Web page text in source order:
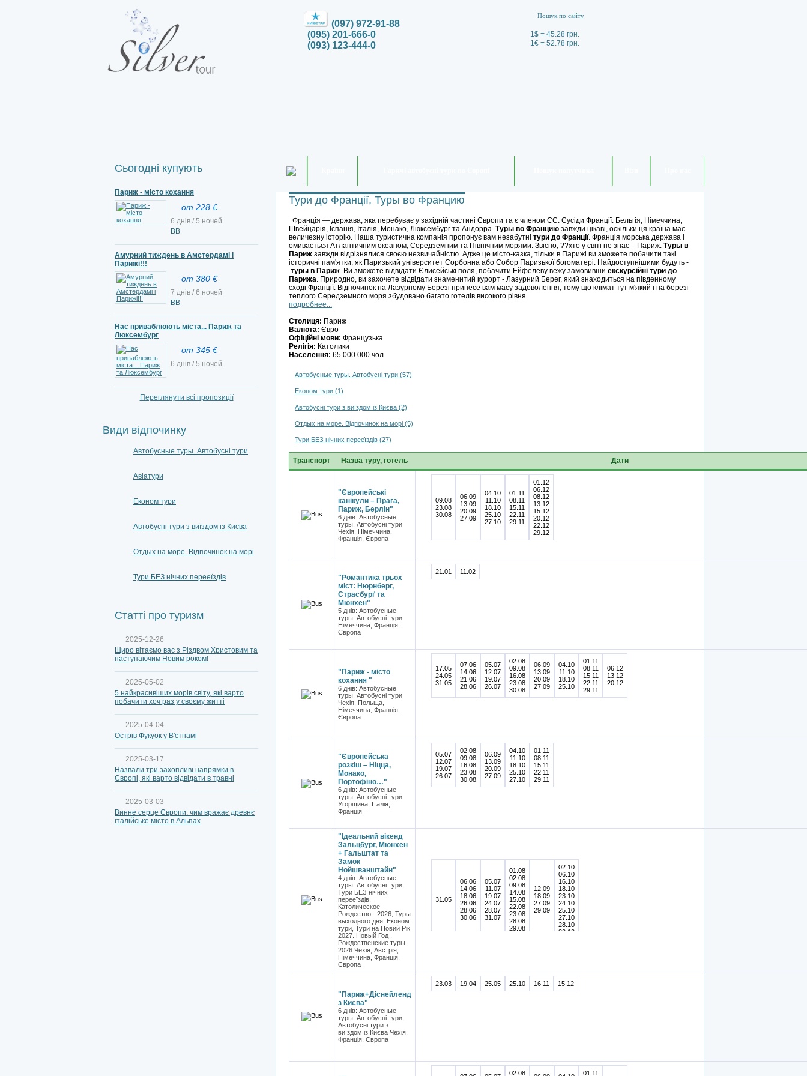
1$ = 45.28 грн.
1€ = 52.78 грн.
(097) 972-91-88
(095) 201-666-0
(093) 123-444-0
Тури до Франції, Туры во Францию
Франція — держава, яка перебуває у західній частині Європи та є членом ЄС. Сусіди Франції: Бельгія, Німеччина,
Швейцарія, Іспанія, Італія, Монако, Люксембург та Андорра. Туры во Францию завжди цікаві, оскільки ця країна має
величезну історію. Наша туристична компанія пропонує вам незабутні тури до Франції. Франція морська держава і
омивається Атлантичним океаном, Середземним та Північним морями. Звісно, ??хто у світі не знає – Париж. Туры в
Париж завжди відрізнялися своєю незвичайністю. Адже це місто-казка, тільки в Парижі ви зможете побачити такі
історичні пам'ятки, як Паризький університет Сорбонна або Собор Паризької богоматері. Найдоступнішими будуть -
туры в Париж. Ви зможете відвідати Єлисейські поля, побачити Ейфелеву вежу замовивши екскурсійні тури до
Парижа. Природно, ви захочете відвідати знаменитий курорт - Лазурний Берег, який знаходиться на південному
сході Франції. Відпочинок на Лазурному Березі принесе вам масу задоволення, тому що клімат тут м'який і на березі
теплого Середземного моря збудовано багато готелів високого рівня.
подробнее...
Столиця: Париж
Валюта: Євро
Офіційні мови: Французька
Релігія: Католики
Населення: 65 000 000 чол
Автобусные туры. Автобусні тури (57)
Економ тури (1)
Автобусні тури з виїздом із Києва (2)
Отдых на море. Відпочинок на морі (5)
Тури БЕЗ нічних перееїздів (27)
Транспорт Назва туру, готель Дати
"Європейські
канікули – Прага,
Париж, Берлін"
6 днів: Автобусные
туры. Автобусні тури
Чехія, Німеччина,
Франція, Європа
09.08
23.08
30.08
06.09
13.09
20.09
27.09
04.10
11.10
18.10
25.10
27.10
01.11
08.11
15.11
22.11
29.11
01.12
06.12
08.12
13.12
15.12
20.12
22.12
29.12
"Романтика трьох
міст: Нюрнберг,
Страсбурґ та
Мюнхен"
5 днів: Автобусные
туры. Автобусні тури
Німеччина, Франція,
Європа
21.01 11.02
"Париж - місто
кохання "
6 днів: Автобусные
туры. Автобусні тури
Чехія, Польща,
Німеччина, Франція,
Європа
17.05
24.05
31.05
07.06
14.06
21.06
28.06
05.07
12.07
19.07
26.07
02.08
09.08
16.08
23.08
30.08
06.09
13.09
20.09
27.09
04.10
11.10
18.10
25.10
01.11
08.11
15.11
22.11
29.11
06.12
13.12
20.12
"Європейська
розкіш – Ніцца,
Монако,
Портофіно…"
6 днів: Автобусные
туры. Автобусні тури
Угорщина, Італія,
Франція
05.07
12.07
19.07
26.07
02.08
09.08
16.08
23.08
30.08
06.09
13.09
20.09
27.09
04.10
11.10
18.10
25.10
27.10
01.11
08.11
15.11
22.11
29.11
"Ідеальний вікенд
Зальцбург, Мюнхен
+ Гальштат та
Замок
Нойшванштайн"
4 днів: Автобусные
туры. Автобусні тури,
Тури БЕЗ нічних
перееїздів,
Католическое
Рождество - 2026, Туры
выходного дня, Економ
тури, Тури на Новий Рік
2027. Новый Год ,
Рождественские туры
2026 Чехія, Австрія,
Німеччина, Франція,
Європа
31.05
06.06
14.06
18.06
26.06
28.06
30.06
05.07
11.07
19.07
24.07
28.07
31.07
01.08
02.08
09.08
14.08
15.08
22.08
23.08
28.08
29.08
12.09
18.09
27.09
29.09
02.10
06.10
16.10
18.10
23.10
24.10
25.10
27.10
28.10
30.10
"Париж+Діснейленд
з Києва"
6 днів: Автобусные
туры. Автобусні тури,
Автобусні тури з
виїздом із Києва Чехія,
Франція, Європа
23.03 19.04 25.05 25.10 16.11 15.12
02.08
01.11
Сьогодні купують
Париж - місто кохання
от 228 €
6 днів / 5 ночей
ВВ
Амурний тиждень в Амстердамі і
Парижі!!!
от 380 €
7 днів / 6 ночей
ВВ
Нас приваблюють міста... Париж та
Люксембург
от 345 €
6 днів / 5 ночей
Переглянути всі пропозиції
Види відпочинку
Автобусные туры. Автобусні тури
Авіатури
Економ тури
Автобусні тури з виїздом із Києва
Отдых на море. Відпочинок на морі
Тури БЕЗ нічних перееїздів
Статті про туризм
2025-12-26
Щиро вітаємо вас з Різдвом Христовим та
наступаючим Новим роком!
2025-05-02
5 найкрасивіших морів світу, які варто
побачити хоч раз у своєму житті
2025-04-04
Острів Фукуок у В'єтнамі
2025-03-17
Назвали три захопливі напрямки в
Європі, які варто відвідати в травні
2025-03-03
Винне серце Європи: чим вражає древнє
італійське місто в Альпах